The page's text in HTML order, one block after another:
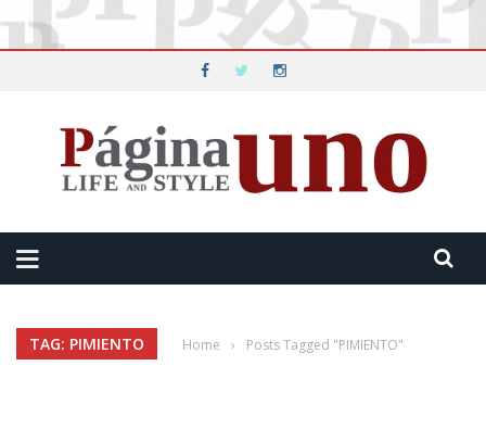
TAG: PIMIENTO Home › Posts Tagged "PIMIENTO"